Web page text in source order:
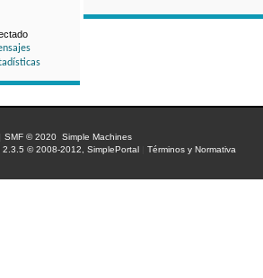
|SMF © 2020 ,Simple Machines
2.3.5 © 2008-2012, SimplePortal
|Términos y Normativa